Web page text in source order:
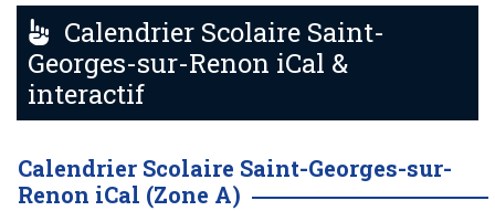
Calendrier Scolaire Saint-
Georges-sur-Renon iCal &
interactif
Calendrier Scolaire Saint-Georges-sur-
Renon iCal (Zone A)